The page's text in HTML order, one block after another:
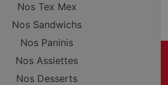
Nos Tex Mex
Nos Sandwichs
Nos Paninis
Nos Assiettes
Nos Desserts